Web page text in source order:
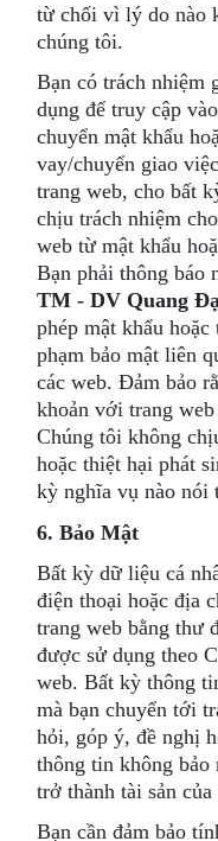
từ chối vì lý do nào
chúng tôi.
Bạn có trách nhiệm
dụng để truy cập
chuyển mật khẩu
vay/chuyển giao
trang web, cho bất
chịu trách nhiệm
web từ mật khẩu
Bạn phải thông báo
TM - DV Quang
phép mật khẩu
phạm bảo mật liên
các web. Đảm bảo
khoản với trang
Chúng tôi không
hoặc thiệt hại phát
kỳ nghĩa vụ nào nói
6. Bảo Mật
Bất kỳ dữ liệu cá
điện thoại hoặc địa
trang web bằng thư
được sử dụng theo
web. Bất kỳ thông
mà bạn chuyển tới
hỏi, góp ý, đề nghị
thông tin không bảo
trở thành tài sản của
Bạn cần đảm bảo